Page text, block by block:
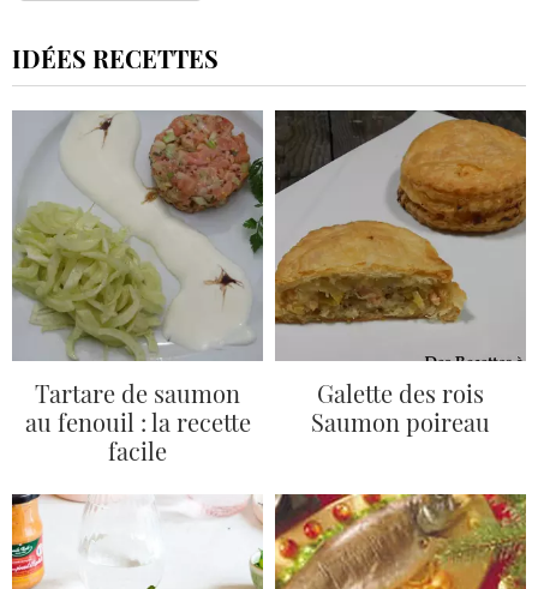
IDÉES RECETTES
Tartare de saumon
au fenouil : la recette
facile
Galette des rois
Saumon poireau